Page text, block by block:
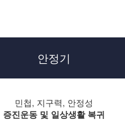
안정기
민첩, 지구력, 안정성
증진운동 및 일상생활 복귀